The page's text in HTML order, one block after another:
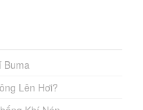
Buma
Lên Hơi?